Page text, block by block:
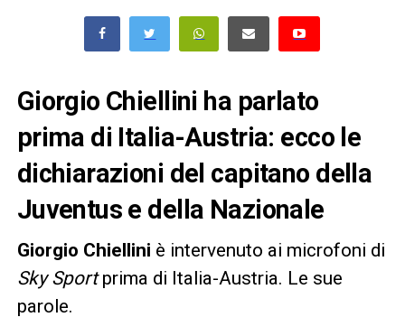
Giorgio Chiellini ha parlato
prima di Italia-Austria: ecco le
dichiarazioni del capitano della
Juventus e della Nazionale
Giorgio Chiellini è intervenuto ai microfoni di
Sky Sportprima di Italia-Austria. Le sue
parole.